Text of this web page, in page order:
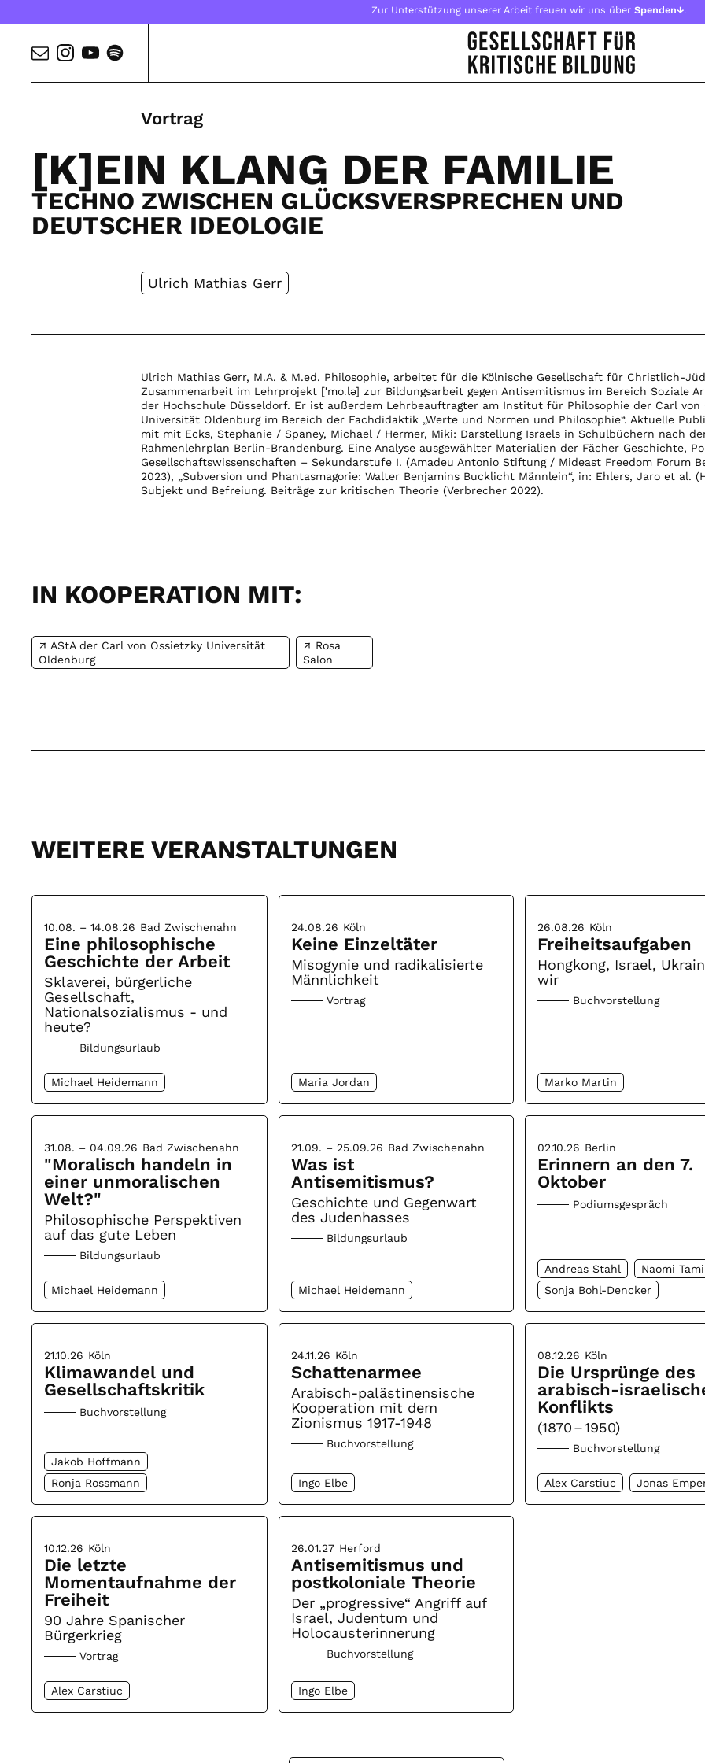
Zur Unterstützung unserer Arbeit freuen wir uns über Spenden↓.
Vortrag
[K]EIN KLANG DER FAMILIE
TECHNO ZWISCHEN GLÜCKSVERSPRECHEN UND
DEUTSCHER IDEOLOGIE
Ulrich Mathias Gerr
Ulrich Mathias Gerr, M.A. & M.ed. Philosophie, arbeitet für die Kölnische Gesellschaft für Christlich-
Zusammenarbeit im Lehrprojekt [ˈmoːlə] zur Bildungsarbeit gegen Antisemitismus im Bereich Soziale
der Hochschule Düsseldorf. Er ist außerdem Lehrbeauftragter am Institut für Philosophie der Carl von
Universität Oldenburg im Bereich der Fachdidaktik „Werte und Normen und Philosophie“. Aktuelle
mit mit Ecks, Stephanie / Spaney, Michael / Hermer, Miki: Darstellung Israels in Schulbüchern nach
Rahmenlehrplan Berlin-Brandenburg. Eine Analyse ausgewählter Materialien der Fächer Geschichte,
Gesellschaftswissenschaften – Sekundarstufe I. (Amadeu Antonio Stiftung / Mideast Freedom Forum
2023), „Subversion und Phantasmagorie: Walter Benjamins Bucklicht Männlein“, in: Ehlers, Jaro et al.
Subjekt und Befreiung. Beiträge zur kritischen Theorie (Verbrecher 2022).
IN KOOPERATION MIT:
AStA der Carl von Ossietzky Universität
Oldenburg
Rosa
Salon
WEITERE VERANSTALTUNGEN
10.08. – 14.08.26 Bad Zwischenahn
Eine philosophische
Geschichte der Arbeit
Sklaverei, bürgerliche
Gesellschaft,
Nationalsozialismus - und
heute?
Bildungsurlaub
Michael Heidemann
24.08.26 Köln
Keine Einzeltäter
Misogynie und radikalisierte
Männlichkeit
Vortrag
Maria Jordan
26.08.26 Köln
Freiheitsaufgaben
Hongkong, Israel,
wir
Buchvorstellung
Marko Martin
31.08. – 04.09.26 Bad Zwischenahn
"Moralisch handeln in
einer unmoralischen
Welt?"
Philosophische Perspektiven
auf das gute Leben
Bildungsurlaub
Michael Heidemann
21.09. – 25.09.26 Bad Zwischenahn
Was ist
Antisemitismus?
Geschichte und Gegenwart
des Judenhasses
Bildungsurlaub
Michael Heidemann
02.10.26 Berlin
Erinnern an den 7.
Oktober
Podiumsgespräch
Andreas Stahl
Naomi
Sonja Bohl-Dencker
21.10.26 Köln
Klimawandel und
Gesellschaftskritik
Buchvorstellung
Jakob Hoffmann
Ronja Rossmann
24.11.26 Köln
Schattenarmee
Arabisch-palästinensische
Kooperation mit dem
Zionismus 1917-1948
Buchvorstellung
Ingo Elbe
08.12.26 Köln
Die Ursprünge des
arabisch-
Konflikts
(1870 – 1950)
Buchvorstellung
Alex Carstiuc Jonas
10.12.26 Köln
Die letzte
Momentaufnahme der
Freiheit
90 Jahre Spanischer
Bürgerkrieg
Vortrag
Alex Carstiuc
26.01.27 Herford
Antisemitismus und
postkoloniale Theorie
Der „progressive“ Angriff auf
Israel, Judentum und
Holocausterinnerung
Buchvorstellung
Ingo Elbe